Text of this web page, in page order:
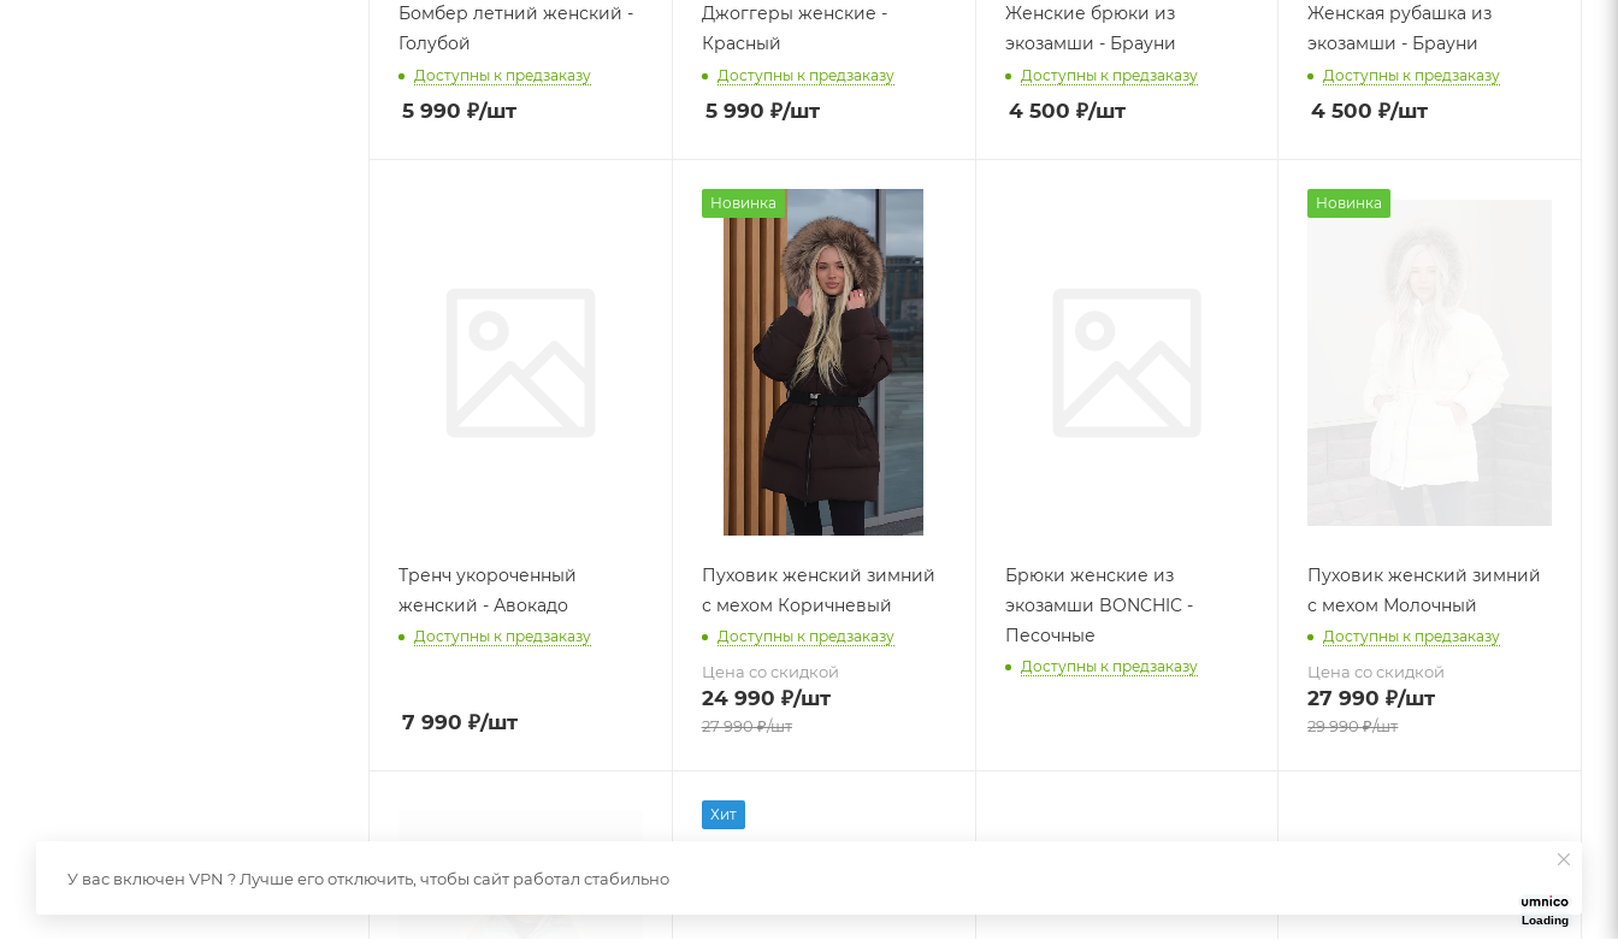
Бомбер летний женский -
Голубой
Доступны к предзаказу
5 990 ₽/шт
Джоггеры женские -
Красный
Доступны к предзаказу
5 990 ₽/шт
Женские брюки из
экозамши - Брауни
Доступны к предзаказу
4 500 ₽/шт
Женская рубашка из
экозамши - Брауни
Доступны к предзаказу
4 500 ₽/шт
Тренч укороченный
женский - Авокадо
Доступны к предзаказу
7 990 ₽/шт
Новинка
Пуховик женский зимний
с мехом Коричневый
Доступны к предзаказу
Цена со скидкой
24 990 ₽/шт
27 990₽/шт
Брюки женские из
экозамши BONCHIC -
Песочные
Доступны к предзаказу
Новинка
Пуховик женский зимний
с мехом Молочный
Доступны к предзаказу
Цена со скидкой
27 990 ₽/шт
29 990₽/шт
Хит
Loading
У вас включен VPN ? Лучше его отключить, чтобы сайт работал стабильно